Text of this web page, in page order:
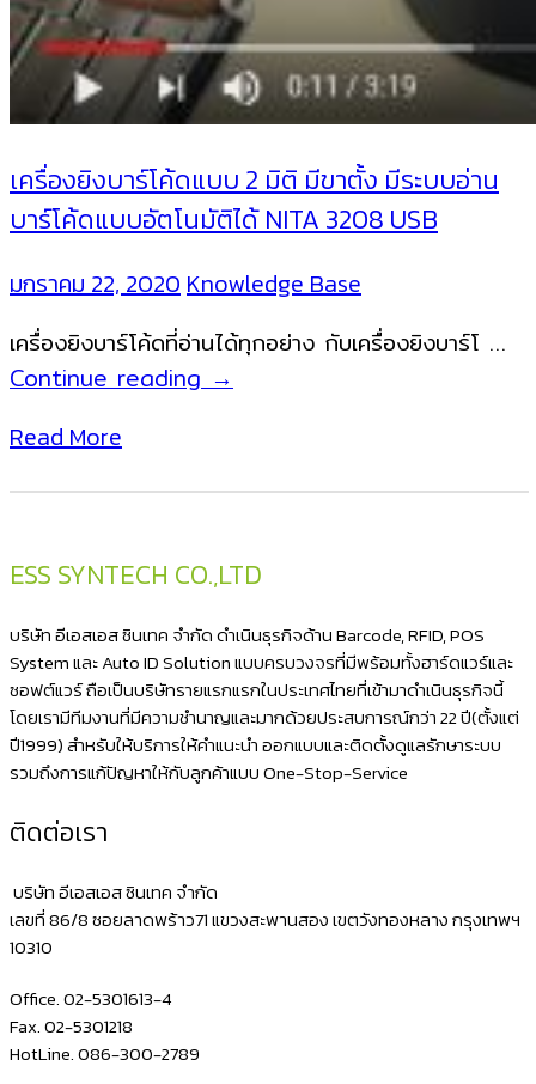
เครื่องยิงบาร์โค้ดแบบ 2 มิติ มีขาตั้ง มีระบบอ่าน
บาร์โค้ดแบบอัตโนมัติได้ NITA 3208 USB
มกราคม 22, 2020Knowledge Base
เครื่องยิงบาร์โค้ดที่อ่านได้ทุกอย่าง กับเครื่องยิงบาร์โ …
Continue readingเครื่อง
โค้ด
2
มิติ
มี
ขา
ตั้ง
มี
ระบบ
โค้ด
แบบ
→
Read More
ESS SYNTECH CO.,LTD
บริษัท อีเอสเอส ซินเทค จำกัด ดำเนินธุรกิจด้าน Barcode, RFID, POS
System และ Auto ID Solution แบบครบวงจรที่มีพร้อมทั้งฮาร์ดแวร์และ
ซอฟต์แวร์ ถือเป็นบริษัทรายแรกแรกในประเทศไทยที่เข้ามาดำเนินธุรกิจนี้
โดยเรามีทีมงานที่มีความชำนาญและมากด้วยประสบการณ์กว่า 22 ปี(ตั้งแต่
ปี1999) สำหรับให้บริการให้คำแนะนำ ออกแบบและติดตั้งดูแลรักษาระบบ
รวมถึงการแก้ปัญหาให้กับลูกค้าแบบ One-Stop-Service
ติดต่อเรา
บริษัท อีเอสเอส ซินเทค จำกัด
เลขที่ 86/8 ซอยลาดพร้าว71 แขวงสะพานสอง เขตวังทองหลาง กรุงเทพฯ
10310
Office. 02-5301613-4
Fax. 02-5301218
HotLine. 086-300-2789